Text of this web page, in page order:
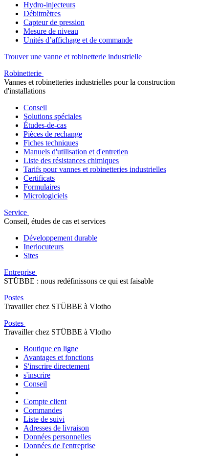
Hydro-injecteurs
Débitmètres
Capteur de pression
Mesure de niveau
Unités d’affichage et de commande
Trouver une vanne et robinetterie industrielle
Robinetterie
Vannes et robinetteries industrielles pour la construction
d'installations
Conseil
Solutions spéciales
Études-de-cas
Pièces de rechange
Fiches techniques
Manuels d'utilisation et d'entretien
Liste des résistances chimiques
Tarifs pour vannes et robinetteries industrielles
Certificats
Formulaires
Micrologiciels
Service
Conseil, études de cas et services
Développement durable
Inerlocuteurs
Sites
Entreprise
STÜBBE : nous redéfinissons ce qui est faisable
Postes
Travailler chez STÜBBE à Vlotho
Postes
Travailler chez STÜBBE à Vlotho
Boutique en ligne
Avantages et fonctions
S'inscrire directement
s'inscrire
Conseil
Compte client
Commandes
Liste de suivi
Adresses de livraison
Données personnelles
Données de l'entreprise